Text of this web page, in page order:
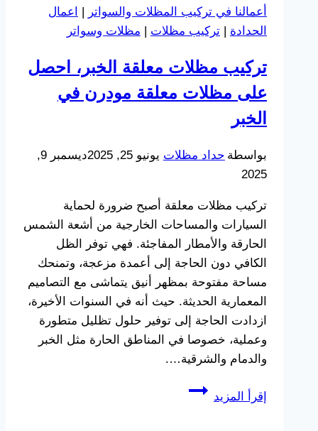
ت
:
مظلات
حديد
الشرقية
أعمالنا في تركيب المظلات والسواتر |
اعمال
الحدادة | تركيب مظلات | مظلات وسواتر
تركيب مظلات معلقة الخبر، احصل
على مظلات معلقة مودرن في
الخبر
بواسطة حداد مظلات يونيو 25, 2025
ديسمبر 9,
2025
تركيب مظلات معلقة أصبح ضرورة لحماية
السيارات والمساحات الخارجية من أشعة الشمس
الحارقة والأمطار المفاجئة. فهي توفر الظل
الكافي دون الحاجة إلى أعمدة مزعجة، وتمنحك
مساحة مفتوحة بمظهر أنيق يتماشى مع التصاميم
المعمارية الحديثة. حيث أنه في السنوات الأخيرة،
ازدادت الحاجة إلى توفير حلول تظليل متطورة
وعملية، خصوصا في المناطق الحارة مثل الخبر
والدمام والشرقية….
إقرأ المزيد
تركيب